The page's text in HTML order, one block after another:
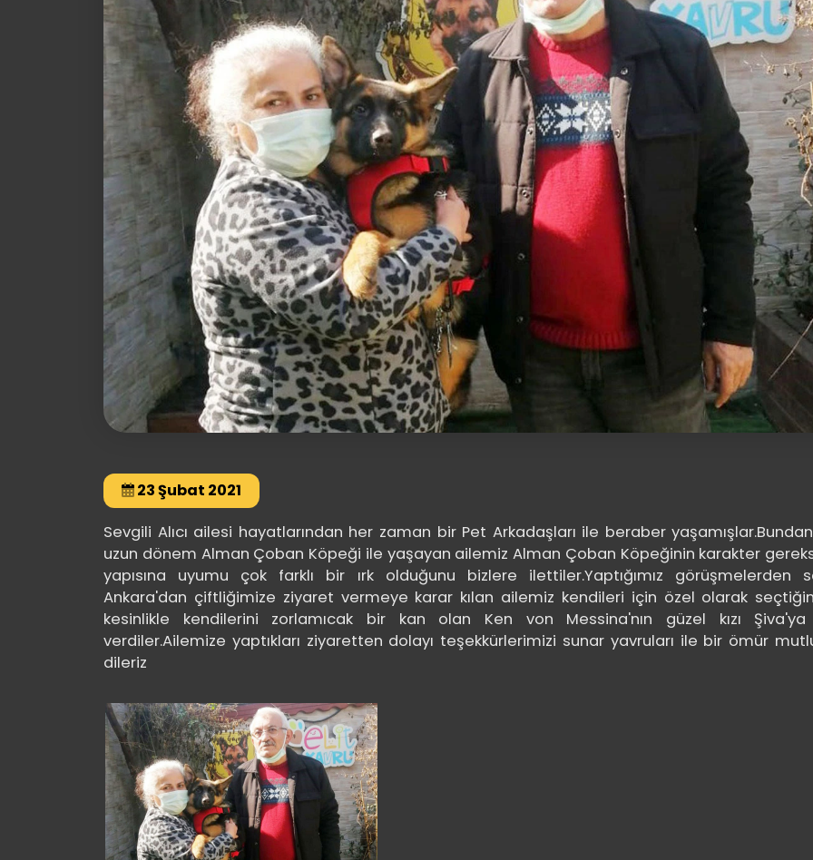
23 Şubat 2021
Sevgili Alıcı ailesi hayatlarından her zaman bir Pet Arkadaşları ile beraber
uzun dönem Alman Çoban Köpeği ile yaşayan ailemiz Alman Çoban Köpeğinin karakter
yapısına uyumu çok farklı bir ırk olduğunu bizlere ilettiler.Yaptığımız görüşmelerden
Ankara'dan çiftliğimize ziyaret vermeye karar kılan ailemiz kendileri için özel olarak
kesinlikle kendilerini zorlamıcak bir kan olan Ken von Messina'nın güzel kızı
verdiler.Ailemize yaptıkları ziyaretten dolayı teşekkürlerimizi sunar yavruları ile bir ömür
dileriz